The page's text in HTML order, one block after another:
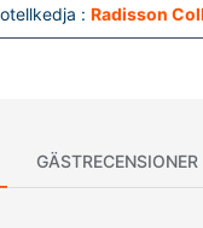
: Radisson
GÄSTRECENSIONER